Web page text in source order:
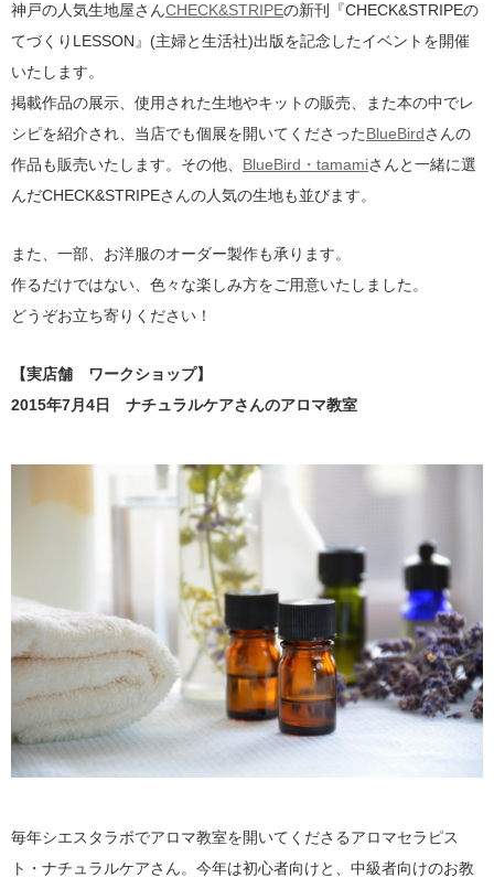
神戸の人気生地屋さんCHECK&STRIPEの新刊『CHECK&STRIPEの
てづくりLESSON』(主婦と生活社)出版を記念したイベントを開催
いたします。
掲載作品の展示、使用された生地やキットの販売、また本の中でレ
シピを紹介され、当店でも個展を開いてくださったBlueBirdさんの
作品も販売いたします。その他、 BlueBird・tamamiさんと一緒に選
んだCHECK&STRIPEさんの人気の生地も並びます。
また、一部、お洋服のオーダー製作も承ります。
作るだけではない、色々な楽しみ方をご用意いたしました。
どうぞお立ち寄りください！
【実店舗 ワークショップ】
2015年7月4日 ナチュラルケアさんのアロマ教室
毎年シエスタラボでアロマ教室を開いてくださるアロマセラピス
ト・ナチュラルケアさん。今年は初心者向けと、中級者向けのお教